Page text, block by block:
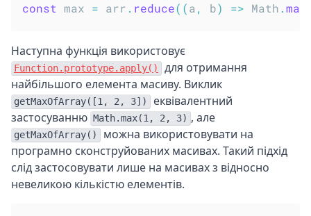
const max = arr . reduce( (a , b) => Math .max
Наступна функція використовує
Function.prototype.apply()
для отримання
найбільшого елемента масиву. Виклик
getMaxOfArray([1, 2, 3])
еквівалентний
застосуванню Math.max(1, 2, 3) , але
getMaxOfArray()
можна використовувати на
програмно сконструйованих масивах. Такий підхід
слід застосовувати лише на масивах з відносно
невеликою кількістю елементів.